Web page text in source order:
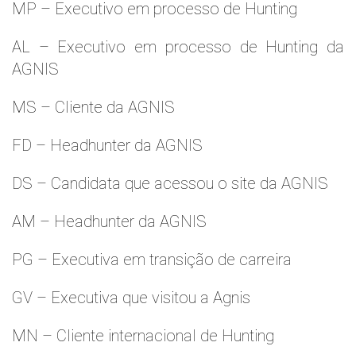
MP – Executivo em processo de Hunting
AL – Executivo em processo de Hunting da
AGNIS
MS – Cliente da AGNIS
FD – Headhunter da AGNIS
DS – Candidata que acessou o site da AGNIS
AM – Headhunter da AGNIS
PG – Executiva em transição de carreira
GV – Executiva que visitou a Agnis
MN – Cliente internacional de Hunting